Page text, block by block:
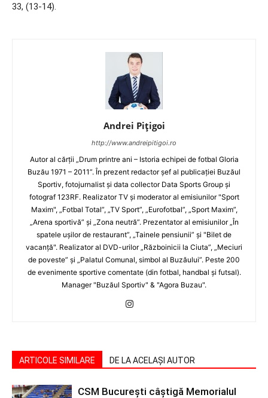
33, (13-14).
Andrei Pițigoi
http://www.andreipitigoi.ro
Autor al cărţii „Drum printre ani – Istoria echipei de fotbal Gloria
Buzău 1971 – 2011”. În prezent redactor şef al publicaţiei Buzăul
Sportiv, fotojurnalist şi data collector Data Sports Group şi
fotograf 123RF. Realizator TV şi moderator al emisiunilor "Sport
Maxim", „Fotbal Total”, „TV Sport”, „Eurofotbal”, „Sport Maxim”,
„Arena sportivă” şi „Zona neutră”. Prezentator al emisiunilor „În
spatele uşilor de restaurant”, „Tainele pensiunii” şi "Bilet de
vacanţă". Realizator al DVD-urilor „Războinicii la Ciuta”, „Meciuri
de poveste” şi „Palatul Comunal, simbol al Buzăului”. Peste 200
de evenimente sportive comentate (din fotbal, handbal şi futsal).
Manager "Buzăul Sportiv" & "Agora Buzau".
ARTICOLE SIMILARE DE LA ACELAȘI AUTOR
CSM București câștigă Memorialul